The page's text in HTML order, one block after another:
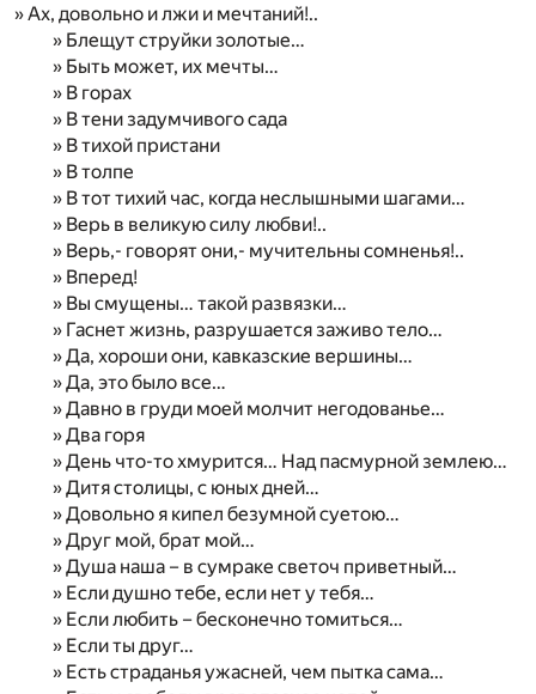
» Ах, довольно и лжи и мечтаний!..
» Блещут струйки золотые…
» Быть может, их мечты…
» В горах
» В тени задумчивого сада
» В тихой пристани
» В толпе
» В тот тихий час, когда неслышными шагами…
» Верь в великую силу любви!..
» Верь,- говорят они,- мучительны сомненья!..
» Вперед!
» Вы смущены… такой развязки…
» Гаснет жизнь, разрушается заживо тело…
» Да, хороши они, кавказские вершины…
» Да, это было все…
» Давно в груди моей молчит негодованье…
» Два горя
» День что-то хмурится… Над пасмурной землею…
» Дитя столицы, с юных дней…
» Довольно я кипел безумной суетою…
» Друг мой, брат мой…
» Душа наша – в сумраке светоч приветный…
» Если душно тебе, если нет у тебя…
» Если любить – бесконечно томиться…
» Если ты друг…
» Есть страданья ужасней, чем пытка сама…